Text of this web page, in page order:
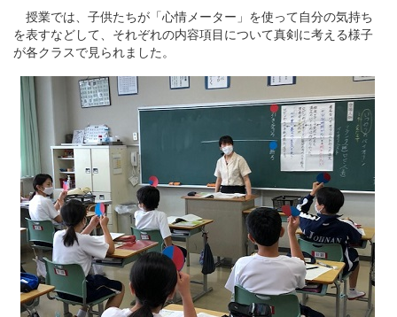
授業では、子供たちが「心情メーター」を使って自分の気持ち
を表すなどして、それぞれの内容項目について真剣に考える様子
が各クラスで見られました。